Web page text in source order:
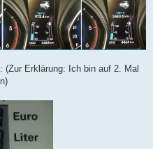
(Zur Erklärung: Ich bin auf 2. Mal